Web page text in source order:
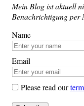
Mein Blog ist aktu­ell
Benach­rich­ti­gung per
Name
Email
Please read our